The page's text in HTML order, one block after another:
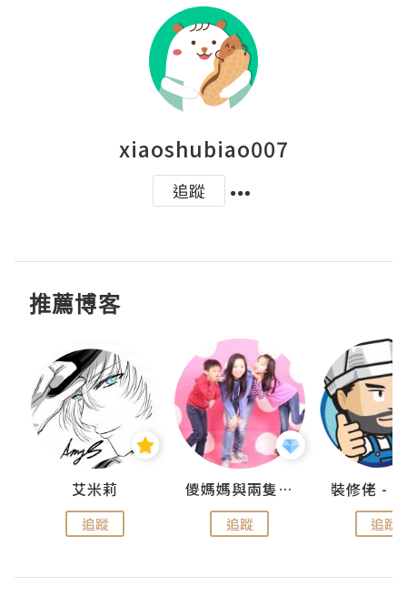
xiaoshubiao007
追蹤
推薦博客
艾米莉
追蹤
儍媽媽與兩隻小魔怪之家
追蹤 追蹤